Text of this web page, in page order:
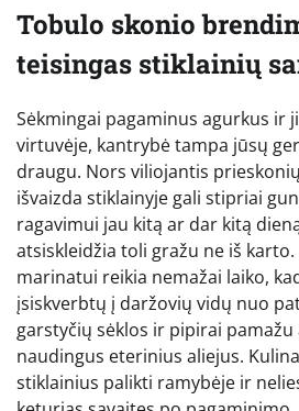
Tobulo skonio
teisingas stiklainių
Sėkmingai pagaminus agurkus ir
virtuvėje, kantrybė tampa jūsų
draugu. Nors viliojantis
išvaizda stiklainyje gali stipriai
ragavimui jau kitą ar dar kitą
atsiskleidžia toli gražu ne iš
marinatui reikia nemažai laiko,
įsiskverbtų į daržovių vidų nuo
garstyčių sėklos ir pipirai
naudingus eterinius aliejus.
stiklainius palikti ramybėje ir